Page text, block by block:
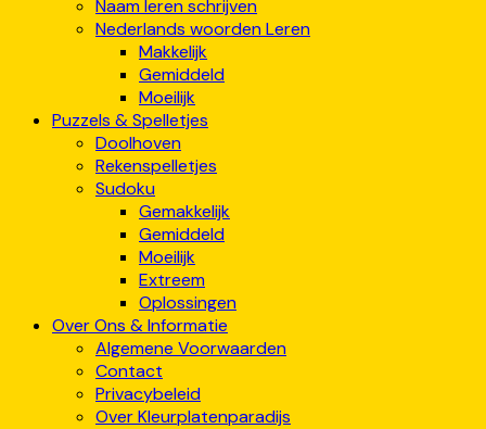
Naam leren schrijven
Nederlands woorden Leren
Makkelijk
Gemiddeld
Moeilijk
Puzzels & Spelletjes
Doolhoven
Rekenspelletjes
Sudoku
Gemakkelijk
Gemiddeld
Moeilijk
Extreem
Oplossingen
Over Ons & Informatie
Algemene Voorwaarden
Contact
Privacybeleid
Over Kleurplatenparadijs